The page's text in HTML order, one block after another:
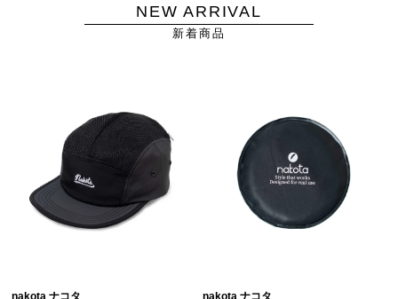
NEW ARRIVAL
新着商品
nakota ナコタ nakota ナコタ